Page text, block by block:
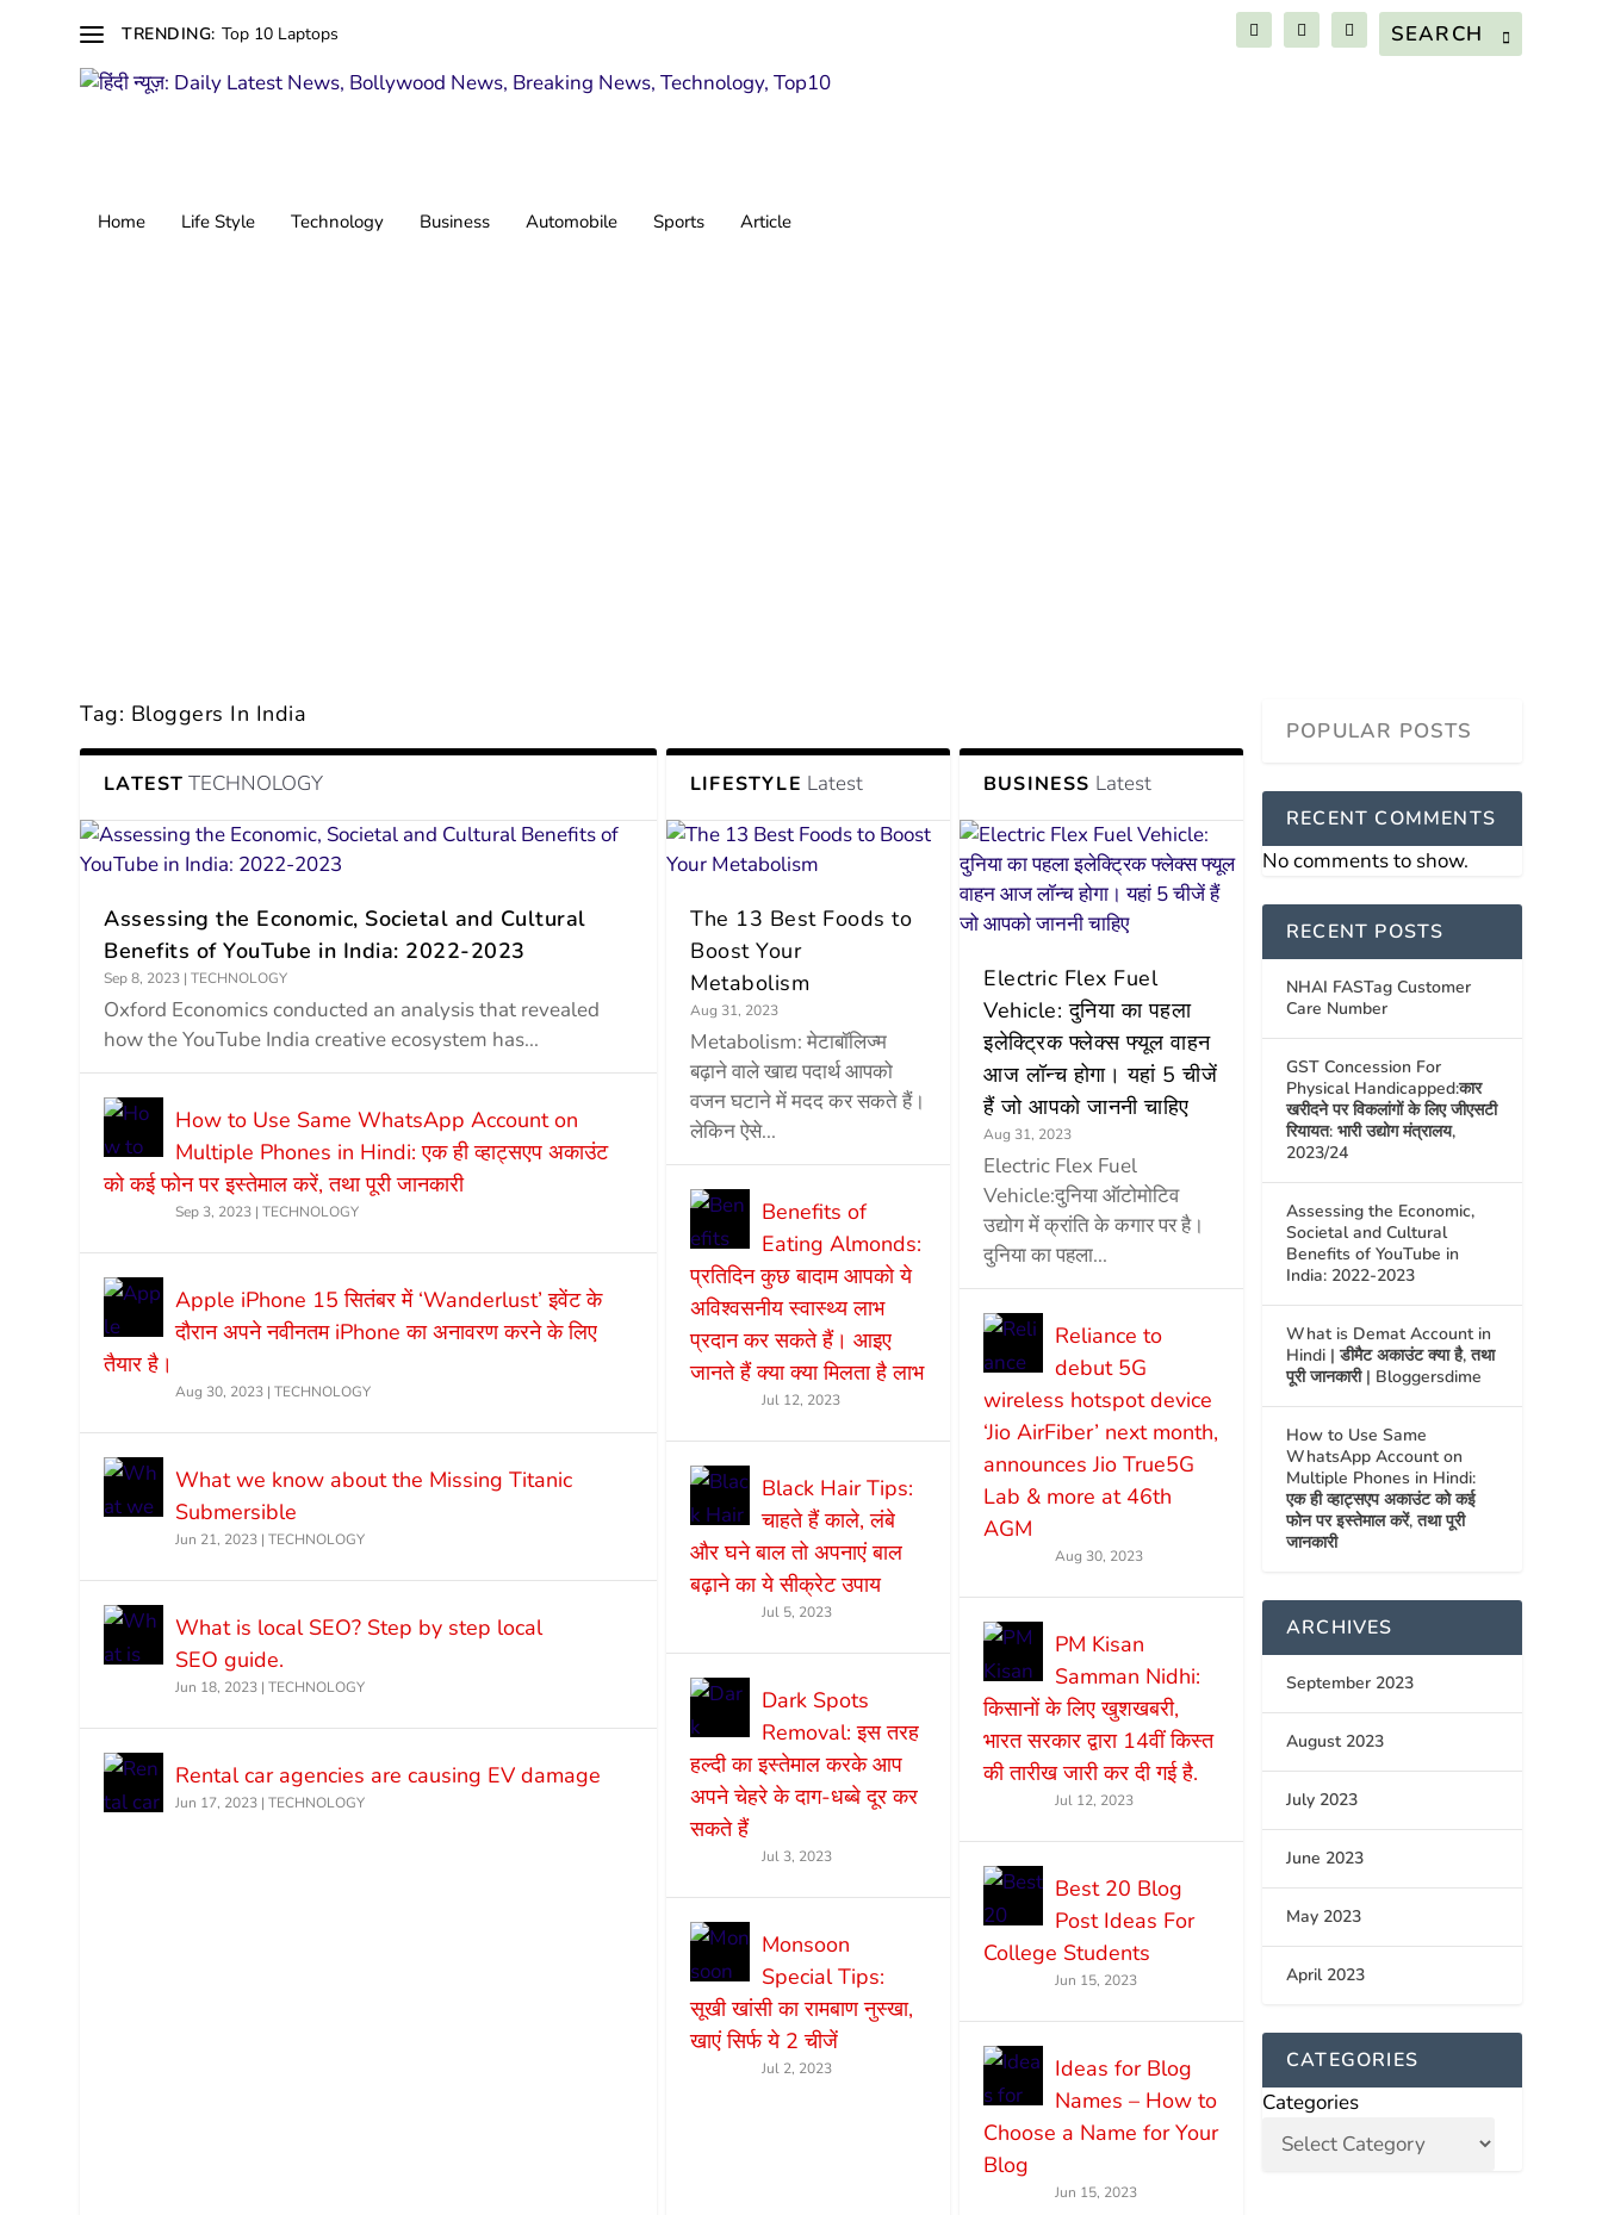
TRENDING: Top 10 Laptops
Home Life Style Technology Business Automobile Sports Article
Tag: Bloggers In India
LATEST TECHNOLOGY
Assessing the Economic, Societal and Cultural
Benefits of YouTube in India: 2022-2023
Sep 8, 2023 |TECHNOLOGY
Oxford Economics conducted an analysis that revealed
how the YouTube India creative ecosystem has...
How to Use Same WhatsApp Account on
Multiple Phones in Hindi: एक ही व्हाट्सएप अकाउंट
को कई फोन पर इस्तेमाल करें, तथा पूरी जानकारी
Sep 3, 2023 |TECHNOLOGY
Apple iPhone 15 सितंबर में ‘Wanderlust’ इवेंट के
दौरान अपने नवीनतम iPhone का अनावरण करने के लिए
तैयार है।
Aug 30, 2023 |TECHNOLOGY
What we know about the Missing Titanic
Submersible
Jun 21, 2023 |TECHNOLOGY
What is local SEO? Step by step local
SEO guide.
Jun 18, 2023 |TECHNOLOGY
Rental car agencies are causing EV damage
Jun 17, 2023 |TECHNOLOGY
LIFESTYLE Latest
The 13 Best Foods to
Boost Your
Metabolism
Aug 31, 2023
Metabolism: मेटाबॉलिज्म
बढ़ाने वाले खाद्य पदार्थ आपको
वजन घटाने में मदद कर सकते हैं।
लेकिन ऐसे...
Benefits of
Eating Almonds:
प्रतिदिन कुछ बादाम आपको ये
अविश्वसनीय स्वास्थ्य लाभ
प्रदान कर सकते हैं। आइए
जानते हैं क्या क्या मिलता है लाभ
Jul 12, 2023
Black Hair Tips:
चाहते हैं काले, लंबे
और घने बाल तो अपनाएं बाल
बढ़ाने का ये सीक्रेट उपाय
Jul 5, 2023
Dark Spots
Removal: इस तरह
हल्दी का इस्तेमाल करके आप
अपने चेहरे के दाग-धब्बे दूर कर
सकते हैं
Jul 3, 2023
Monsoon
Special Tips:
सूखी खांसी का रामबाण नुस्खा,
खाएं सिर्फ ये 2 चीजें
Jul 2, 2023
BUSINESS Latest
Electric Flex Fuel
Vehicle: दुनिया का पहला
इलेक्ट्रिक फ्लेक्स फ्यूल वाहन
आज लॉन्च होगा। यहां 5 चीजें
हैं जो आपको जाननी चाहिए
Aug 31, 2023
Electric Flex Fuel
Vehicle:दुनिया ऑटोमोटिव
उद्योग में क्रांति के कगार पर है।
दुनिया का पहला...
Reliance to
debut 5G
wireless hotspot device
‘Jio AirFiber’ next month,
announces Jio True5G
Lab & more at 46th
AGM
Aug 30, 2023
PM Kisan
Samman Nidhi:
किसानों के लिए खुशखबरी,
भारत सरकार द्वारा 14वीं किस्त
की तारीख जारी कर दी गई है.
Jul 12, 2023
Best 20 Blog
Post Ideas For
College Students
Jun 15, 2023
Ideas for Blog
Names – How to
Choose a Name for Your
Blog
Jun 15, 2023
RECENT COMMENTS
No comments to show.
RECENT POSTS
NHAI FASTag Customer
Care Number
GST Concession For
Physical Handicapped:कार
खरीदने पर विकलांगों के लिए जीएसटी
रियायत: भारी उद्योग मंत्रालय,
2023/24
Assessing the Economic,
Societal and Cultural
Benefits of YouTube in
India: 2022-2023
What is Demat Account in
Hindi | डीमैट अकाउंट क्या है, तथा
पूरी जानकारी | Bloggersdime
How to Use Same
WhatsApp Account on
Multiple Phones in Hindi:
एक ही व्हाट्सएप अकाउंट को कई
फोन पर इस्तेमाल करें, तथा पूरी
जानकारी
ARCHIVES
September 2023
August 2023
July 2023
June 2023
May 2023
April 2023
CATEGORIES
Categories